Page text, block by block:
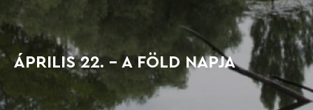
ÁPRILIS 22. - A FÖLD NAPJA